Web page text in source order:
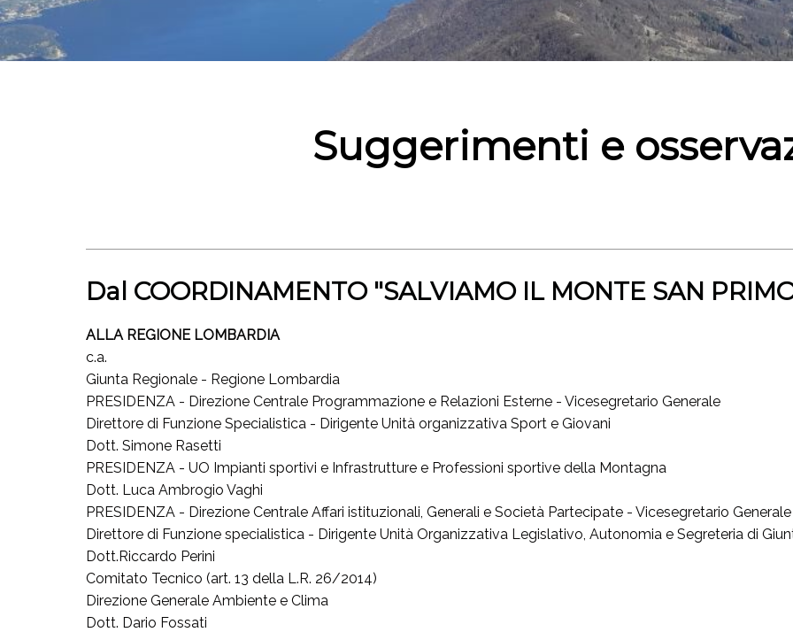
Suggerimenti e
Dal COORDINAMENTO "SALVIAMO IL MONTE SAN
ALLA REGIONE LOMBARDIA
c.a.
Giunta Regionale - Regione Lombardia
PRESIDENZA - Direzione Centrale Programmazione e Relazioni Esterne - Vicesegretario Generale
Direttore di Funzione Specialistica - Dirigente Unità organizzativa Sport e Giovani
Dott. Simone Rasetti
PRESIDENZA - UO Impianti sportivi e Infrastrutture e Professioni sportive della Montagna
Dott. Luca Ambrogio Vaghi
PRESIDENZA - Direzione Centrale Affari istituzionali, Generali e Società Partecipate - Vicesegretario Generale
Direttore di Funzione specialistica - Dirigente Unità Organizzativa Legislativo, Autonomia e Segreteria di
Dott.Riccardo Perini
Comitato Tecnico (art. 13 della L.R. 26/2014)
Direzione Generale Ambiente e Clima
Dott. Dario Fossati